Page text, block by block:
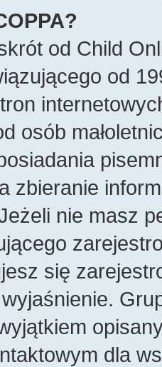
od Child
od
osób
zbieranie
nie masz
się
dla